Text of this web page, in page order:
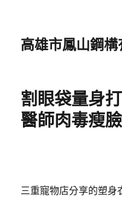
高雄市鳳山鋼構
割眼袋量身
醫師肉毒瘦
三重寵物店分享的塑身